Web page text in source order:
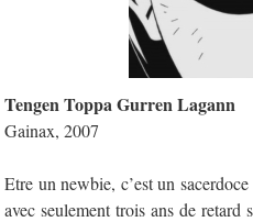
Tengen Toppa Gurren Lagann
Gainax, 2007
Etre un newbie, c’est un
avec seulement trois ans de